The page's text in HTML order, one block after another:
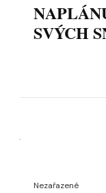
SVÝCH
Nezařazené